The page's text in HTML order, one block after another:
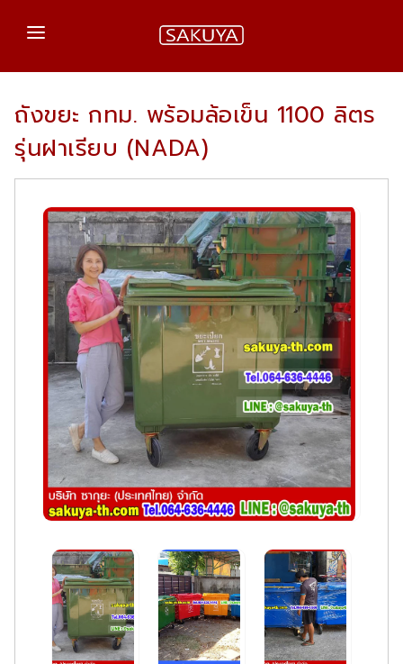
หน้าแรก
สินค้าของเรา
เกร็ดความรู้
ถังขยะ กทม. พร้อมล้อเข็น 1100 ลิตร
รุ่นฝาเรียบ (NADA)